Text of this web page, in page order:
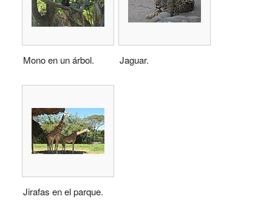
Mono en un árbol. Jaguar.
Jirafas en el parque.